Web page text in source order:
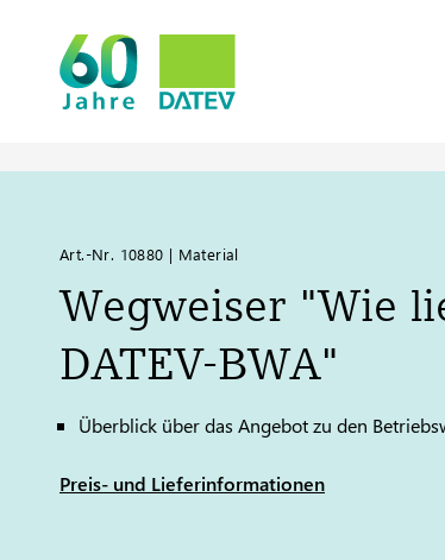
Art.-Nr. 10880 | Material
Wegweiser "Wie
DATEV-BWA"
Überblick über das Angebot zu den
Preis- und Lieferinformationen